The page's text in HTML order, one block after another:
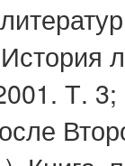
Т. 3;